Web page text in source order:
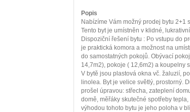
Popis
Nabízíme Vám možný prodej bytu 2+1
Tento byt je umístněn v klidné,
Dispoziční řešení bytu : Po vstupu do
je praktická komora a možnost na
do samostatných pokojů. Obývací
14,7m2), pokoje ( 12,6m2) a koupelny
V bytě jsou plastová okna vč. žaluzií,
linolea. Byt je velice světlý, prostorný.
prošel úpravou: střecha, zateplení
domě, měřáky skutečné spotřeby
výhodou tohoto bytu je jeho poloha v